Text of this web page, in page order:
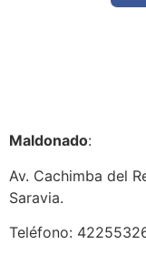
Maldonado:
Av. Cachimba del
Saravia.
Teléfono: